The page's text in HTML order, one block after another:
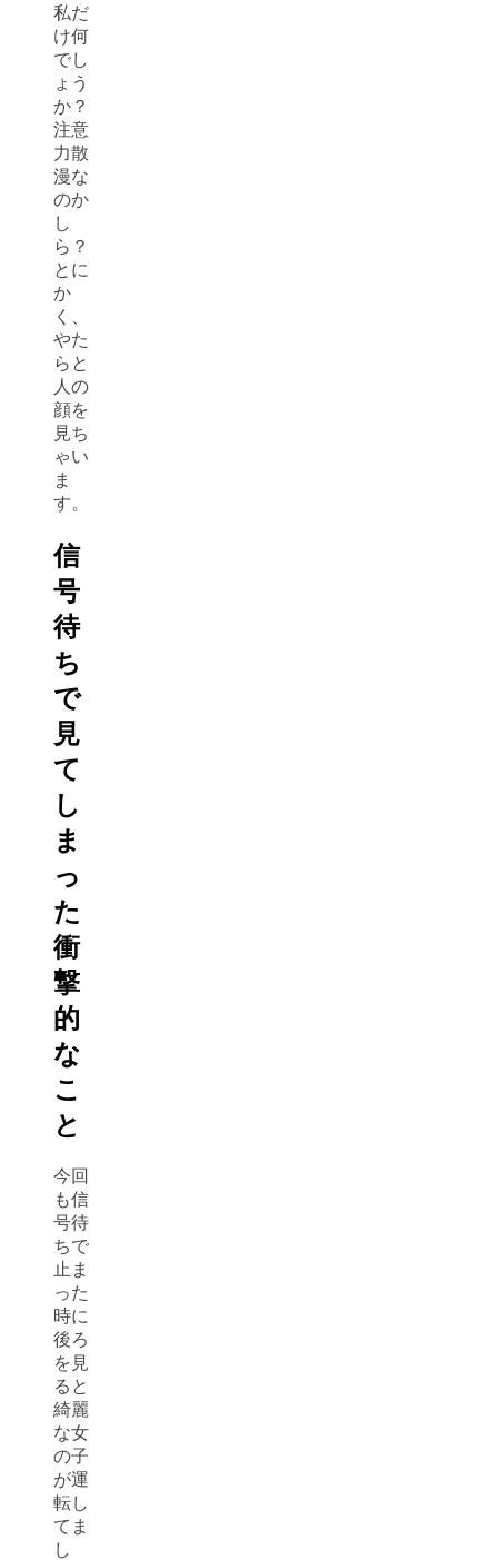
私だ
け何
でし
ょう
か？
注意
力散
漫な
のか
し
ら？
とに
か
く、
やた
らと
人の
顔を
見ち
ゃい
ま
す。
信
号
待
ち
で
見
て
し
ま
っ
た
衝
撃
的
な
こ
と
今回
も信
号待
ちで
止ま
った
時に
後ろ
を見
ると
綺麗
な女
の子
が運
転し
てま
し